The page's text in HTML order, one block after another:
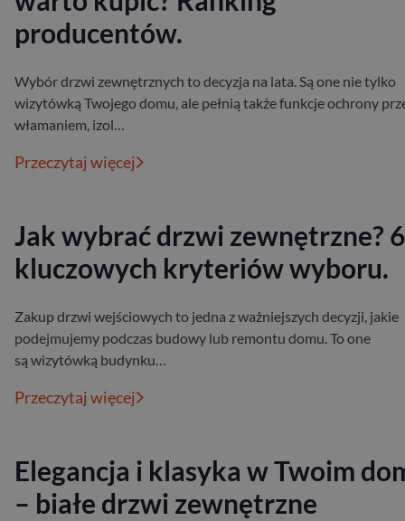
producentów.
Wybór drzwi zewnętrznych to decyzja na lata. Są one nie tylko
wizytówką Twojego domu, ale pełnią także funkcje ochrony
włamaniem, izol…
Przeczytaj więcej
Jak wybrać drzwi zewnętrzne? 6
kluczowych kryteriów wyboru.
Zakup drzwi wejściowych to jedna z ważniejszych decyzji, jakie
podejmujemy podczas budowy lub remontu domu. To one
są wizytówką budynku…
Przeczytaj więcej
Elegancja i klasyka w Twoim
– białe drzwi zewnętrzne